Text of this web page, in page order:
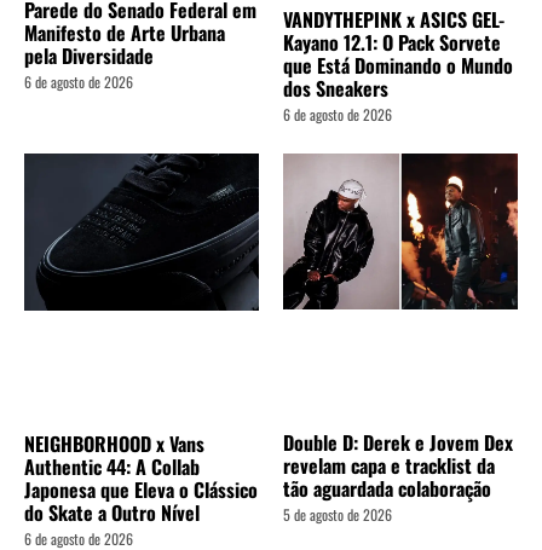
Parede do Senado Federal em
Manifesto de Arte Urbana
pela Diversidade
6 de agosto de 2026
VANDYTHEPINK x ASICS GEL-
Kayano 12.1: O Pack Sorvete
que Está Dominando o Mundo
dos Sneakers
6 de agosto de 2026
NEIGHBORHOOD x Vans
Authentic 44: A Collab
Japonesa que Eleva o Clássico
do Skate a Outro Nível
6 de agosto de 2026
Double D: Derek e Jovem Dex
revelam capa e tracklist da
tão aguardada colaboração
5 de agosto de 2026